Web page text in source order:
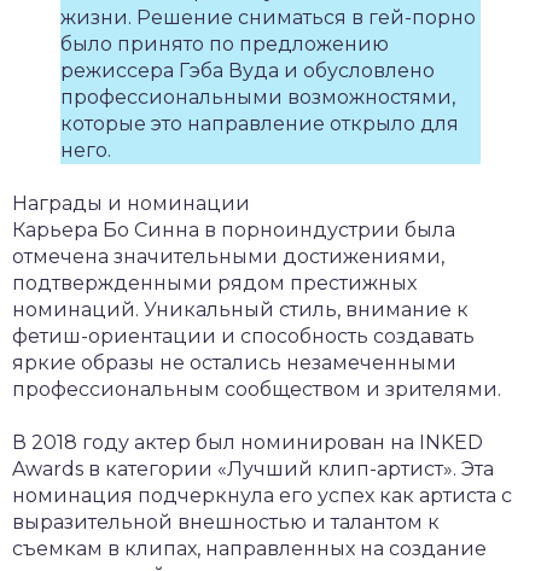
жизни. Решение сниматься в гей-порно
было принято по предложению
режиссера Гэба Вуда и обусловлено
профессиональными возможностями,
которые это направление открыло для
него.
Награды и номинации
Карьера Бо Синна в порноиндустрии была
отмечена значительными достижениями,
подтвержденными рядом престижных
номинаций. Уникальный стиль, внимание к
фетиш-ориентации и способность создавать
яркие образы не остались незамеченными
профессиональным сообществом и зрителями.
В 2018 году актер был номинирован на INKED
Awards в категории «Лучший клип-артист». Эта
номинация подчеркнула его успех как артиста с
выразительной внешностью и талантом к
съемкам в клипах, направленных на создание